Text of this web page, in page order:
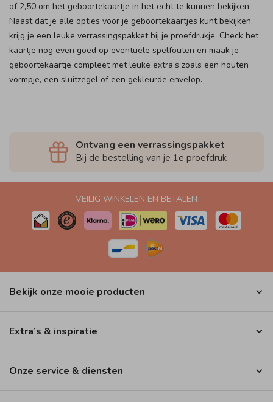
of 2,50 om het geboortekaartje in het echt te kunnen bekijken.
Naast dat je alle opties voor je geboortekaartjes kunt bekijken,
krijg je een leuke verrassingspakket bij je proefdrukje. Check het
kaartje nog even goed op eventuele spelfouten en maak je
geboortekaartje compleet met leuke extra’s zoals een houten
vormpje, een sluitzegel of een gekleurde envelop.
Ontvang een verrassingspakket
Bij de bestelling van je 1e proefdruk
VEILIG WINKELEN EN BETALEN
Bekijk onze mooie producten
Extra’s & inspiratie
Onze service & diensten